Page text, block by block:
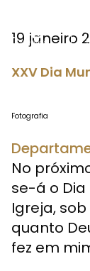
19 janeiro
XXV Dia
Fotografia
No
se-á o
Igreja,
quanto
fez em